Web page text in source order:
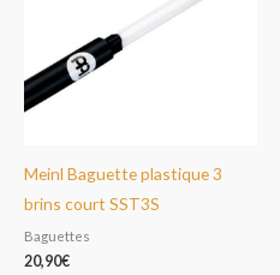
Meinl Baguette plastique 3
brins court SST3S
Baguettes
20,90€